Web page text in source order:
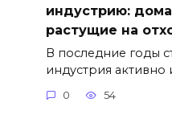
индустрию:
растущие на
В последние годы
индустрия активно
0 54